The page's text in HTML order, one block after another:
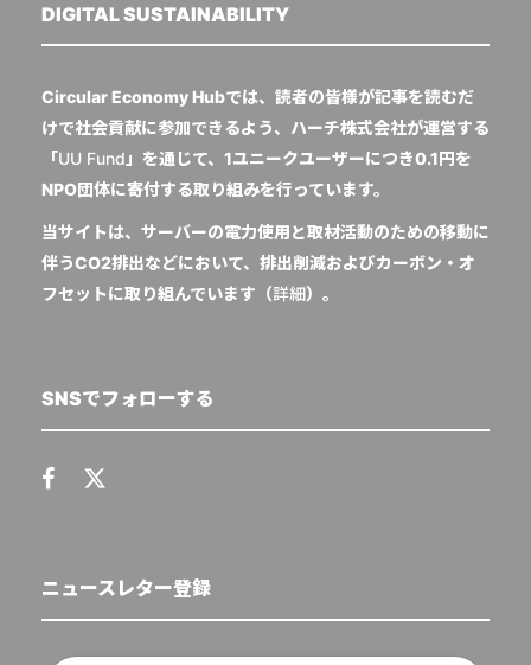
DIGITAL SUSTAINABILITY
Circular Economy Hubでは、読者の皆様が記事を読むだ
けで社会貢献に参加できるよう、ハーチ株式会社が運営する
「UU Fund 」を通じて、1ユニークユーザーにつき0.1円を
NPO団体に寄付する取り組みを行っています。
当サイトは、サーバーの電力使用と取材活動のための移動に
伴うCO2排出などにおいて、排出削減およびカーボン・オ
フセットに取り組んでいます（詳細）。
SNSでフォローする
ニュースレター登録